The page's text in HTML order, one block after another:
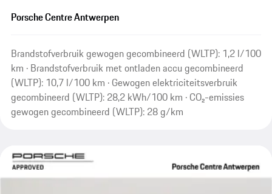
Porsche Centre Antwerpen
Brandstofverbruik gewogen gecombineerd (WLTP): 1,2 l/100
km · Brandstofverbruik met ontladen accu gecombineerd
(WLTP): 10,7 l/100 km · Gewogen elektriciteitsverbruik
gecombineerd (WLTP): 28,2 kWh/100 km · CO₂-emissies
gewogen gecombineerd (WLTP): 28 g/km